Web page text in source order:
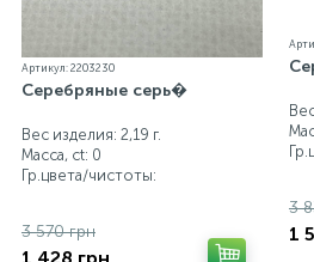
Артикул: 2203230
Серебряные серь�
Вес изделия: 2,19 г.
Масса, ct: 0
Гр.цвета/чистоты:
3 570 грн
3
1